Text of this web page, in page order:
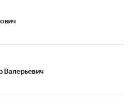
Валерьевич